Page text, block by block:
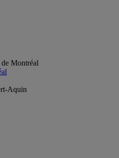
de Montréal
Aquin